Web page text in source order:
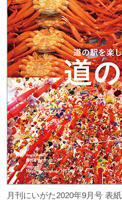
月刊にいがた2020年9月号 表紙